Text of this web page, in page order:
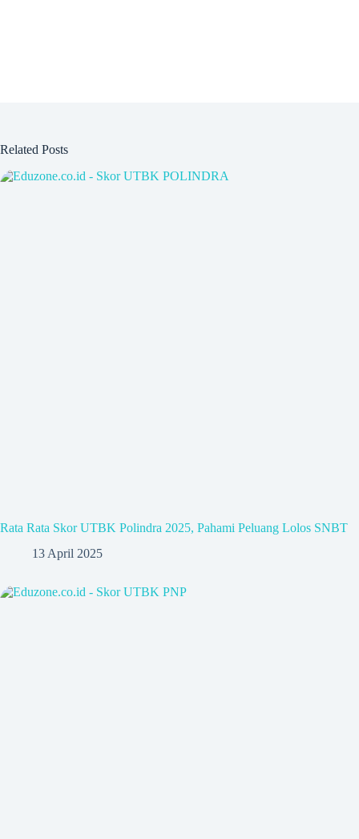
Related Posts
Rata Rata Skor UTBK Polindra 2025, Pahami Peluang Lolos SNBT
13 April 2025